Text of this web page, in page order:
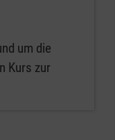
um die
Kurs zur